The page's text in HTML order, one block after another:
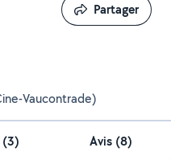
Vaucontrade)
Partager
Partager
(3) Avis (8)